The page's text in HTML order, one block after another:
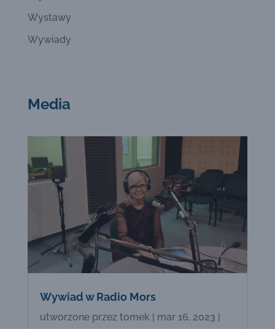
Wystawy
Wywiady
Media
Wywiad w Radio Mors
utworzone przez tomek | mar 16, 2023 |